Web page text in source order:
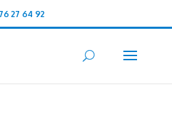
27 64 92